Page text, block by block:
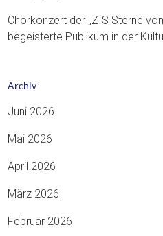
Chorkonzert der „ZIS Sterne
begeisterte Publikum in der
Archiv
Juni 2026
Mai 2026
April 2026
März 2026
Februar 2026